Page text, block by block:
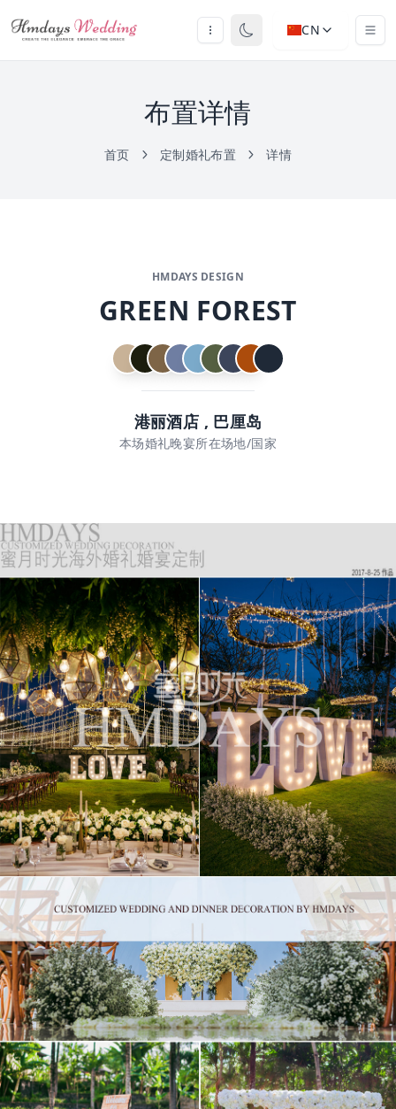
CN
布置详情
首页 定制婚礼布置 详情
HMDAYS DESIGN
GREEN FOREST
港丽酒店 , 巴厘岛
本场婚礼晚宴所在场地/国家